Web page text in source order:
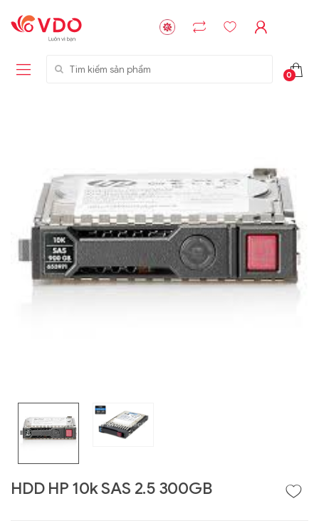
Tìm kiếm sản phẩm
0
HDD HP 10k SAS 2.5 300GB
Storage Micron -
64GB - 15.36TB
G593-ZD1 (rev.
AAX1)